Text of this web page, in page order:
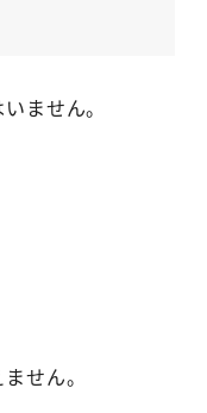
ません。
せん。